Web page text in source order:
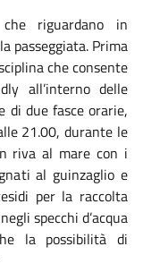
riguardano in
passeggiata. Prima
che consente
all’interno delle
di due fasce orarie,
21.00, durante le
riva al mare con i
al guinzaglio e
per la raccolta
specchi d’acqua
la possibilità di